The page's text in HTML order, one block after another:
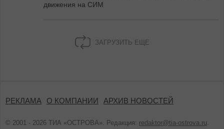
движения на СИМ
ЗАГРУЗИТЬ ЕЩЕ
РЕКЛАМА О КОМПАНИИ АРХИВ НОВОСТЕЙ
© 2001 - 2026 ТИА «ОСТРОВА». Редакция: redaktor@tia-ostrova.ru.